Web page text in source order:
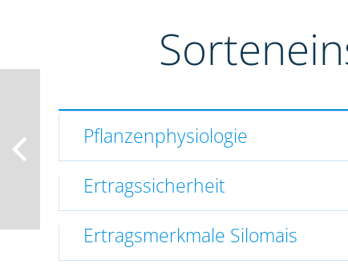
Pflanzenphysiologie
Ertragssicherheit
Ertragsmerkmale Silomais